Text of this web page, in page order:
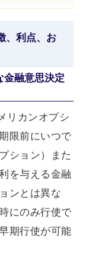
、利点、お
金融意思決定
リカンオプシ
限前にいつで
ション）また
を与える金融
ンとは異な
にのみ行使で
期行使が可能